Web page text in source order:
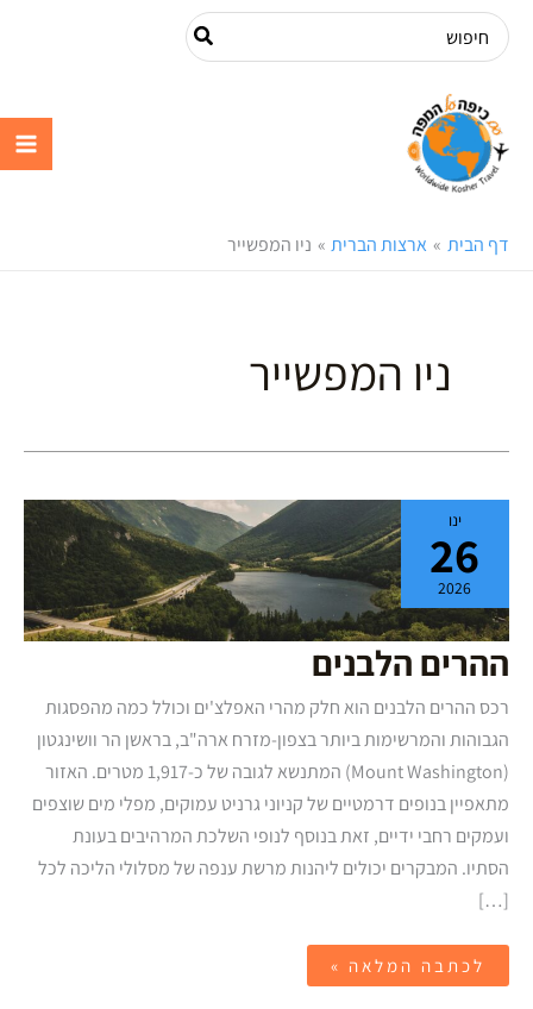
דילוג
לתוכן
Search
for:
דף הבית ארצות הברית ניו המפשייר
ניו המפשייר
ינו
26
2026
ההרים הלבנים
רכס ההרים הלבנים הוא חלק מהרי האפלצ'ים וכולל כמה מהפסגות
הגבוהות והמרשימות ביותר בצפון-מזרח ארה"ב, בראשן הר וושינגטון
(Mount Washington) המתנשא לגובה של כ-1,917 מטרים. האזור
מתאפיין בנופים דרמטיים של קניוני גרניט עמוקים, מפלי מים שוצפים
ועמקים רחבי ידיים, זאת בנוסף לנופי השלכת המרהיבים בעונת
הסתיו. המבקרים יכולים ליהנות מרשת ענפה של מסלולי הליכה לכל
[…]
ההרים
הלבנים
לכתבה המלאה »